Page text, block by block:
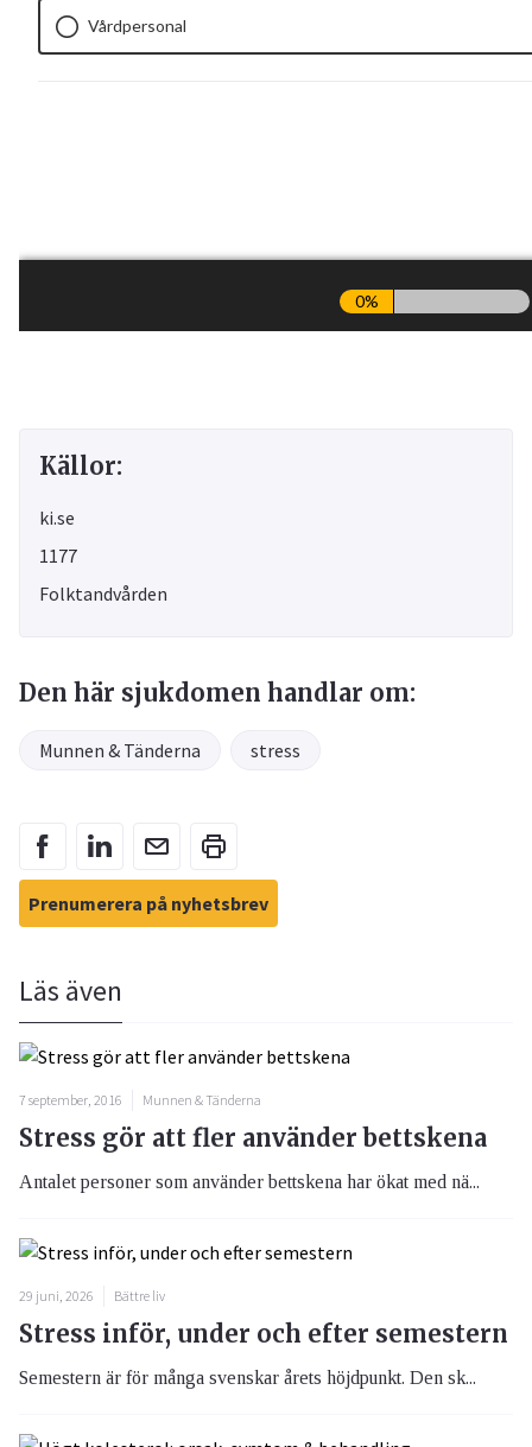
Källor:
ki.se
1177
Folktandvården
Den här sjukdomen handlar om:
Munnen & Tänderna stress
Prenumerera på nyhetsbrev
Läs även
7 september, 2016 Munnen & Tänderna
Stress gör att fler använder bettskena
Antalet personer som använder bettskena har ökat med nä...
29 juni, 2026 Bättre liv
Stress inför, under och efter semestern
Semestern är för många svenskar årets höjdpunkt. Den sk...